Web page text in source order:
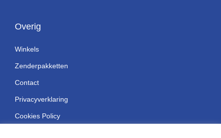
Overig
Winkels
Zenderpakketten
Contact
Privacyverklaring
Cookies Policy